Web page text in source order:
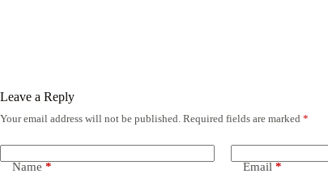
Leave a Reply
Your email address will not be published. Required fields are marked *
Name* Email*